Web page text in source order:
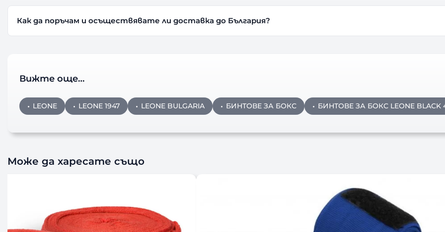
Как да поръчам и осъществявате ли доставка до България?
Вижте още…
LEONE LEONE 1947 LEONE BULGARIA БИНТОВЕ ЗА БОКС БИНТОВЕ ЗА БОКС LEONE BLACK
Може да харесате също